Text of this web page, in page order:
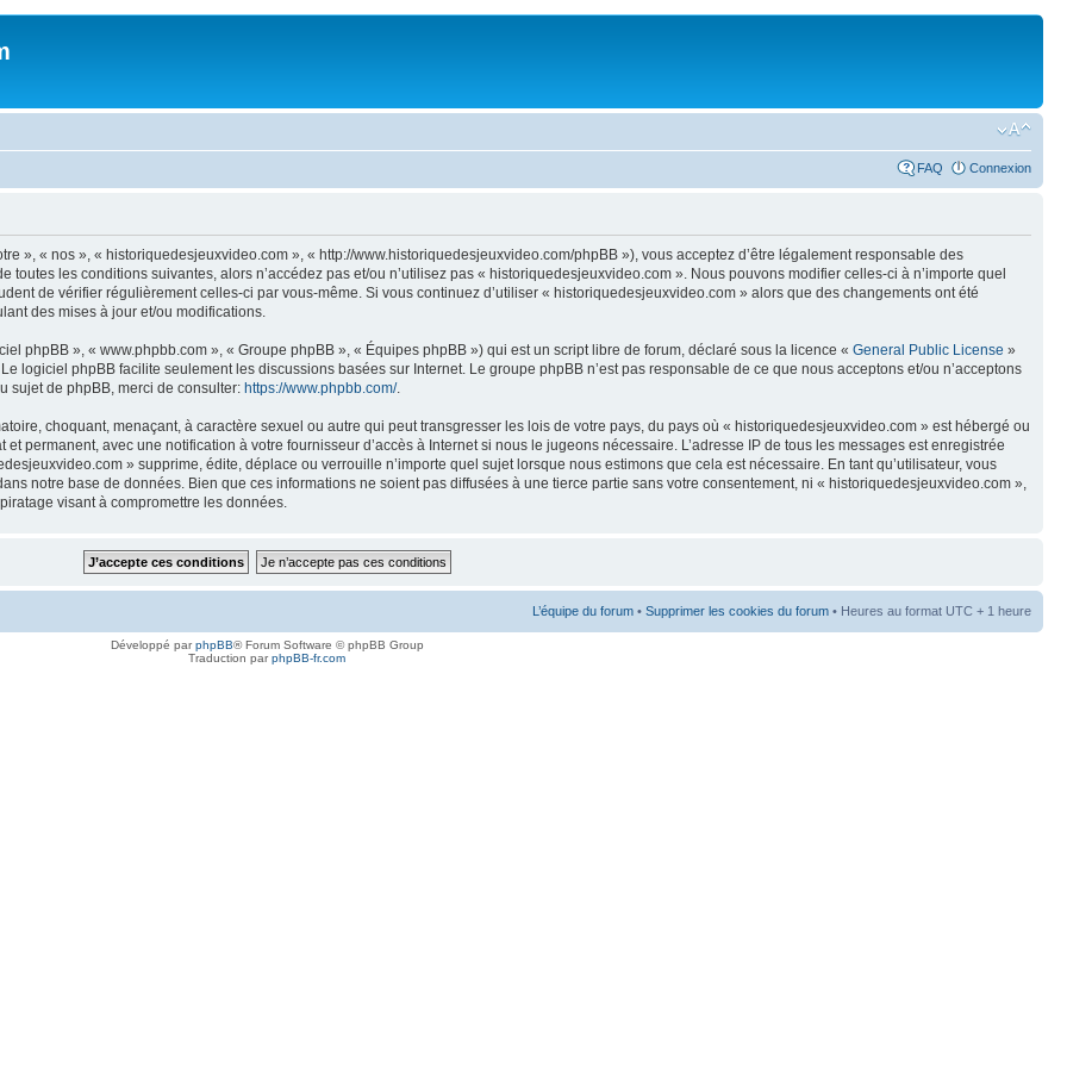
FAQ Connexion
», « nos », « historiquedesjeuxvideo.com », « http://www.historiquedesjeuxvideo.com/phpBB »), vous acceptez d’être légalement responsable des
toutes les conditions suivantes, alors n’accédez pas et/ou n’utilisez pas « historiquedesjeuxvideo.com ». Nous pouvons modifier celles-ci à n’importe quel
de vérifier régulièrement celles-ci par vous-même. Si vous continuez d’utiliser « historiquedesjeuxvideo.com » alors que des changements ont été
des mises à jour et/ou modifications.
phpBB », « www.phpbb.com », « Groupe phpBB », « Équipes phpBB ») qui est un script libre de forum, déclaré sous la licence « General Public License »
. Le logiciel phpBB facilite seulement les discussions basées sur Internet. Le groupe phpBB n’est pas responsable de ce que nous acceptons et/ou n’acceptons
sujet de phpBB, merci de consulter: https://www.phpbb.com/.
choquant, menaçant, à caractère sexuel ou autre qui peut transgresser les lois de votre pays, du pays où « historiquedesjeuxvideo.com » est hébergé ou
permanent, avec une notification à votre fournisseur d’accès à Internet si nous le jugeons nécessaire. L’adresse IP de tous les messages est enregistrée
» supprime, édite, déplace ou verrouille n’importe quel sujet lorsque nous estimons que cela est nécessaire. En tant qu’utilisateur, vous
notre base de données. Bien que ces informations ne soient pas diffusées à une tierce partie sans votre consentement, ni « historiquedesjeuxvideo.com »,
visant à compromettre les données.
L’équipe du forum • Supprimer les cookies du forum • Heures au format UTC + 1 heure
Développé parphpBB® Forum Software © phpBB Group
Traduction parphpBB-fr.com